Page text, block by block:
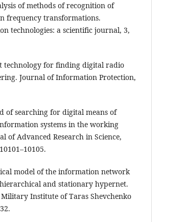
of methods of recognition of
frequency transformations.
technologies: a scientific journal, 3,
technology for finding digital radio
Journal of Information Protection,
of searching for digital means of
systems in the working
of Advanced Research in Science,
model of the information network
and stationary hypernet.
Institute of Taras Shevchenko